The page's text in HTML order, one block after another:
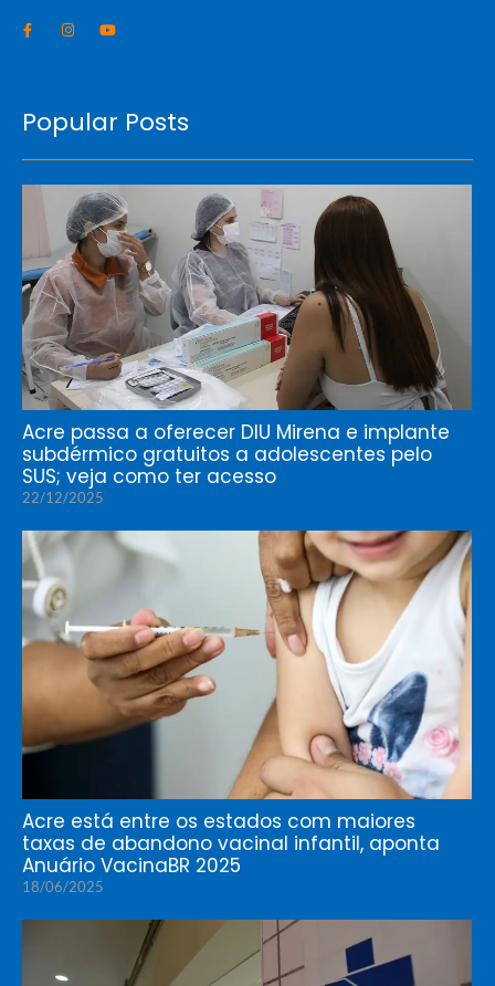
Popular Posts
Acre passa a oferecer DIU Mirena e implante
subdérmico gratuitos a adolescentes pelo
SUS; veja como ter acesso
22/12/2025
Acre está entre os estados com maiores
taxas de abandono vacinal infantil, aponta
Anuário VacinaBR 2025
18/06/2025